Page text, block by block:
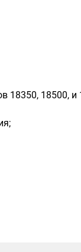
18350, 18500, и